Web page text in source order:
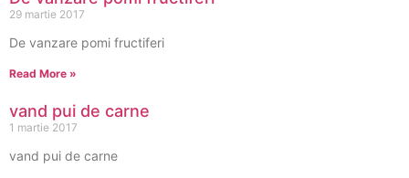
29 martie 2017
De vanzare pomi fructiferi
Read More »
vand pui de carne
1 martie 2017
vand pui de carne